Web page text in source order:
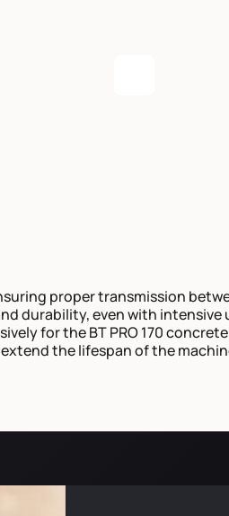
proper transmission
durability, even with
for the BT PRO 170
the lifespan of the